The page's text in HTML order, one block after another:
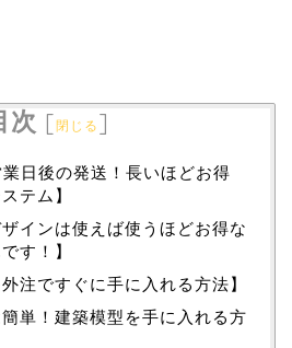
次 [閉じる ]
業日後の発送！長いほどお得
テム】
ザインは使えば使うほどお得な
す！】
外注ですぐに手に入れる方法】
簡単！建築模型を手に入れる方